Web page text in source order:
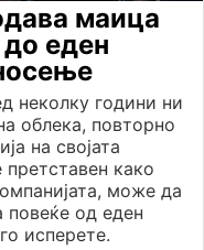
маица
еден
неколку години ни
облека, повторно
на својата
како
може да
повеќе од еден
исперете.